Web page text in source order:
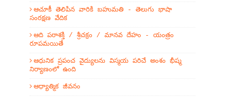
ఆచూకీ తెలిపిన వారికి బహుమతి - తెలుగు భాషా
సంరక్షణ వేదిక
ఆది పరాశక్తి / శ్రీచక్రం / మానవ దేహం - యంత్రం
రూపమయితే
ఆధునిక ప్రపంచ వైద్యులను విస్మయ పరిచే అంశం భీష్మ
నిర్యాణంలో ఉంది
ఆధ్యాత్మిక జీవనం